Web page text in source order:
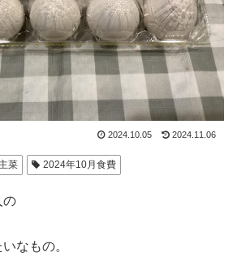
2024.10.05 2024.11.06
主菜 2024年10月食費
の
なもの。